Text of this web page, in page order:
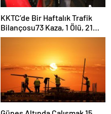
KKTC’de Bir Haftalık Trafik
Bilançosu73 Kaza, 1 Ölü, 21
Yaralı